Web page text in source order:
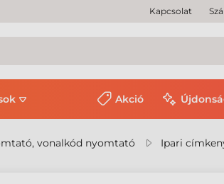
Kapcsolat
Akció
vonalkód nyomtató Ipari